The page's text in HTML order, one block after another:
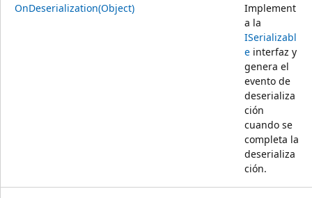
OnDeserialization(Object)
Implement
a la
ISerializabl
e interfaz y
genera el
evento de
deserializa
ción
cuando se
completa la
deserializa
ción.